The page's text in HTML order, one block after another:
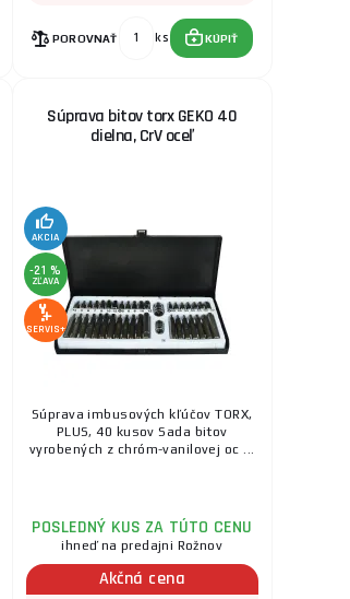
11,60 €
ks
POROVNAŤ ks KÚPIŤ
Súprava bitov torx GEKO 40
dielna, CrV oceľ
AKCIA
-21 %
ZĽAVA
SERVIS+
Súprava imbusových kľúčov TORX,
PLUS, 40 kusov Sada bitov
vyrobených z chróm-vanilovej oc ...
POSLEDNÝ KUS ZA TÚTO CENU
ihneď na predajni Rožnov
Akčná cena